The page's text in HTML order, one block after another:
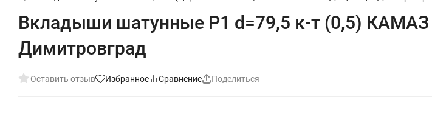
Вкладыши шатунные Р1 d=79,5 к-т (0,5)
Димитровград
Оставить отзыв Избранное Сравнение Поделиться